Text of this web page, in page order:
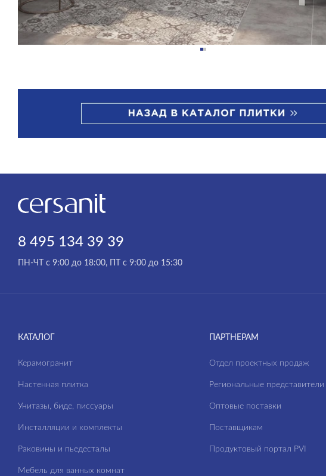
8 495 134 39 39
ПН-ЧТ с 9:00 до 18:00, ПТ с 9:00 до 15:30
КАТАЛОГ
Керамогранит
Настенная плитка
Унитазы, биде, писсуары
Инсталляции и комплекты
Раковины и пьедесталы
Мебель для ванных комнат
ПАРТНЕРАМ
Отдел проектных продаж
Региональные представители
Оптовые поставки
Поставщикам
Продуктовый портал PVI